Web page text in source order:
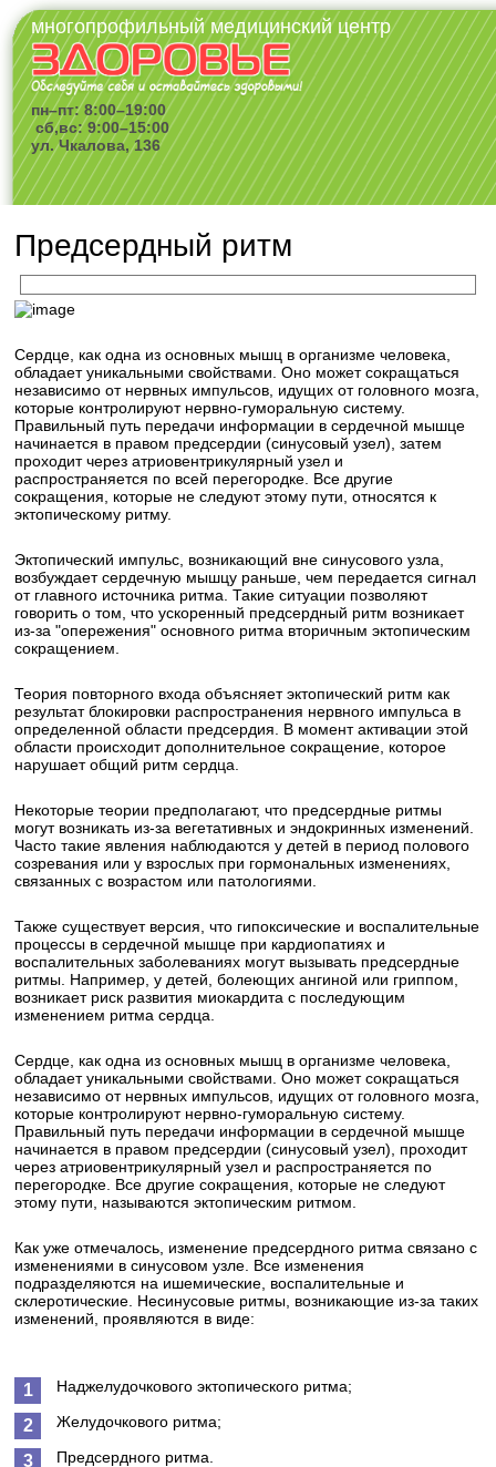
многопрофильный медицинский центр
пн–пт: 8:00–19:00
сб,вс: 9:00–15:00
ул. Чкалова, 136
Предсердный ритм
Сердце, как одна из основных мышц в организме человека,
обладает уникальными свойствами. Оно может сокращаться
независимо от нервных импульсов, идущих от головного мозга,
которые контролируют нервно-гуморальную систему.
Правильный путь передачи информации в сердечной мышце
начинается в правом предсердии (синусовый узел), затем
проходит через атриовентрикулярный узел и
распространяется по всей перегородке. Все другие
сокращения, которые не следуют этому пути, относятся к
эктопическому ритму.
Эктопический импульс, возникающий вне синусового узла,
возбуждает сердечную мышцу раньше, чем передается сигнал
от главного источника ритма. Такие ситуации позволяют
говорить о том, что ускоренный предсердный ритм возникает
из-за "опережения" основного ритма вторичным эктопическим
сокращением.
Теория повторного входа объясняет эктопический ритм как
результат блокировки распространения нервного импульса в
определенной области предсердия. В момент активации этой
области происходит дополнительное сокращение, которое
нарушает общий ритм сердца.
Некоторые теории предполагают, что предсердные ритмы
могут возникать из-за вегетативных и эндокринных изменений.
Часто такие явления наблюдаются у детей в период полового
созревания или у взрослых при гормональных изменениях,
связанных с возрастом или патологиями.
Также существует версия, что гипоксические и воспалительные
процессы в сердечной мышце при кардиопатиях и
воспалительных заболеваниях могут вызывать предсердные
ритмы. Например, у детей, болеющих ангиной или гриппом,
возникает риск развития миокардита с последующим
изменением ритма сердца.
Сердце, как одна из основных мышц в организме человека,
обладает уникальными свойствами. Оно может сокращаться
независимо от нервных импульсов, идущих от головного мозга,
которые контролируют нервно-гуморальную систему.
Правильный путь передачи информации в сердечной мышце
начинается в правом предсердии (синусовый узел), проходит
через атриовентрикулярный узел и распространяется по
перегородке. Все другие сокращения, которые не следуют
этому пути, называются эктопическим ритмом.
Как уже отмечалось, изменение предсердного ритма связано с
изменениями в синусовом узле. Все изменения
подразделяются на ишемические, воспалительные и
склеротические. Несинусовые ритмы, возникающие из-за таких
изменений, проявляются в виде:
Наджелудочкового эктопического ритма;
Желудочкового ритма;
Предсердного ритма.